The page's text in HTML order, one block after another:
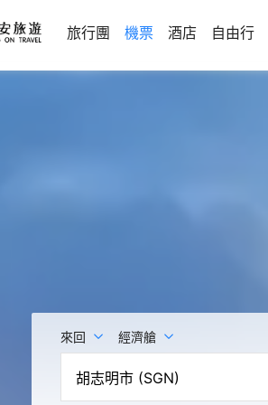
旅行團 機票 酒店 自由行
來回 經濟艙